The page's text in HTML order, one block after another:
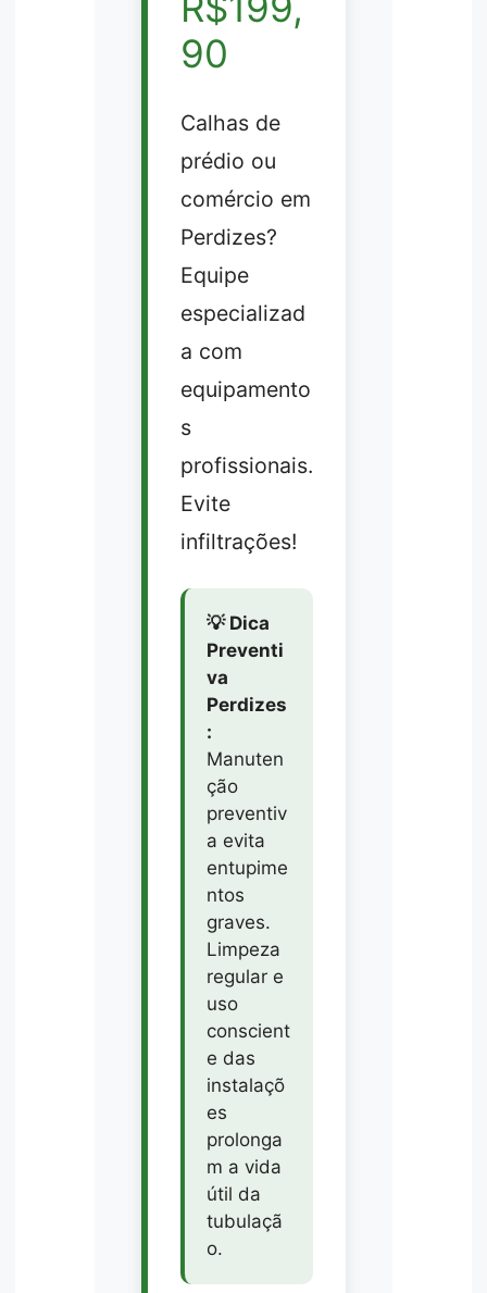
90
Calhas de
prédio ou
comércio em
Perdizes?
Equipe
especializad
a com
equipamento
s
profissionais.
Evite
infiltrações!
💡 Dica
Preventi
va
Perdizes
:
Manuten
ção
preventiv
a evita
entupime
ntos
graves.
Limpeza
regular e
uso
conscient
e das
instalaçõ
es
prolonga
m a vida
útil da
tubulaçã
o.